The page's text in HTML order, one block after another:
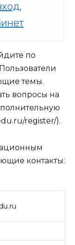
по
темы.
вопросы на
register/).
контакты: